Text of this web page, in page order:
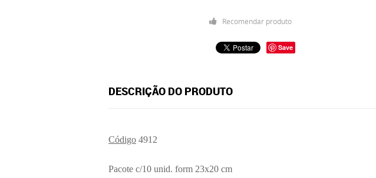
Recomendar produto
Save
DESCRIÇÃO DO PRODUTO
Código 4912
Pacote c/10 unid. form 23x20 cm